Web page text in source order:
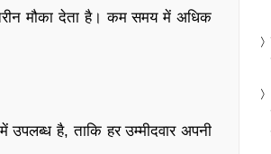
मौका देता है। कम समय में अधिक
उपलब्ध है, ताकि हर उम्मीदवार अपनी